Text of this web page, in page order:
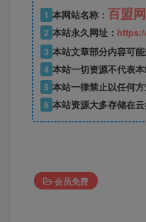
1 本网站名称： 百盟网
2 本站永久网址：
3 本站文章部分内容可
4 本站一切资源不代表
5 本站一律禁止以任何
6 本站资源大多存储在
会员免费